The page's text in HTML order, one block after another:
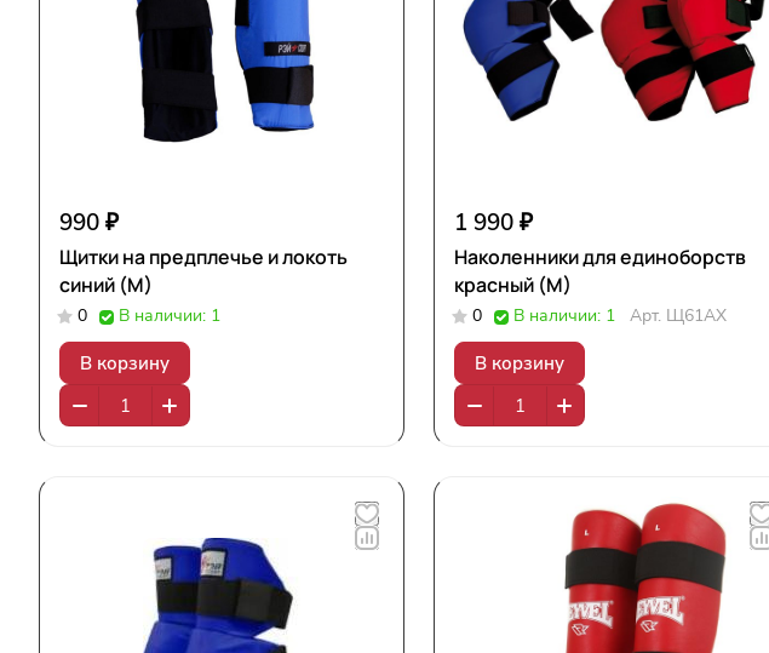
990 ₽
Щитки на предплечье и локоть
синий (М)
0 В наличии: 1
В корзину
1 990 ₽
Наколенники для единоборств
красный (М)
0 В наличии: 1 Арт. Щ61АХ
В корзину